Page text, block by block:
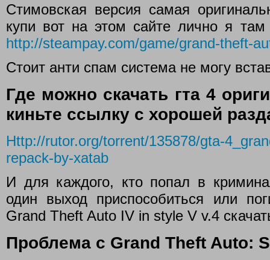
Стимовская версия самая
купи вот на этом сайте лично я
http://steampay.com/game/grand-theft-
Стоит анти спам система не могу
Где можно скачать гта 4
киньте ссылку с хорошей
Http://rutor.org/torrent/135878/gta-
repack-by-xatab
И для каждого, кто попал в
один выход приспособиться или
Grand Theft Auto IV in style V v.4
Проблема с Grand Theft Auto: